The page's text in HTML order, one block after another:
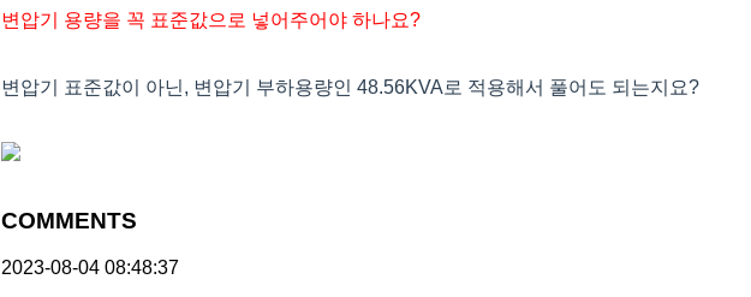
변압기 용량을 꼭 표준값으로 넣어주어야 하나요?
변압기 표준값이 아닌, 변압기 부하용량인 48.56KVA로 적용해서 풀어도 되는지요?
COMMENTS
2023-08-04 08:48:37